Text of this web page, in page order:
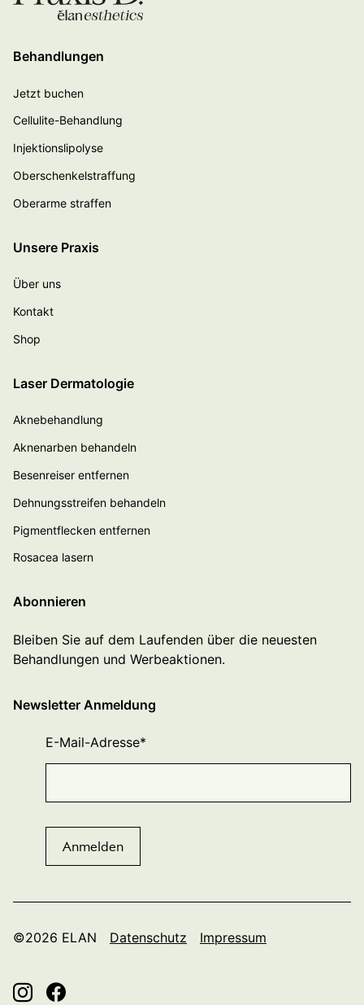
Behandlungen
Jetzt buchen
Cellulite-Behandlung
Injektionslipolyse
Oberschenkelstraffung
Oberarme straffen
Unsere Praxis
Über uns
Kontakt
Shop
Laser Dermatologie
Aknebehandlung
Aknenarben behandeln
Besenreiser entfernen
Dehnungsstreifen behandeln
Pigmentflecken entfernen
Rosacea lasern
Abonnieren
Bleiben Sie auf dem Laufenden über die neuesten
Behandlungen und Werbeaktionen.
Newsletter Anmeldung
E-Mail-Adresse*
©2026 ELAN Datenschutz Impressum